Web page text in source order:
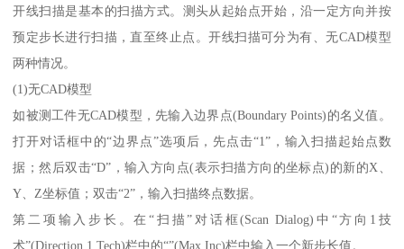
开线扫描是基本的扫描方式。测头从起始点开始，沿一定方向并按
预定步长进行扫描，直至终止点。开线扫描可分为有、无CAD模型
两种情况。
(1)无CAD模型
如被测工件无CAD模型，先输入边界点(Boundary Points)的名义值。
打开对话框中的“边界点”选项后，先点击“1”，输入扫描起始点数
据；然后双击“D”，输入方向点(表示扫描方向的坐标点)的新的X、
Y、Z坐标值；双击“2”，输入扫描终点数据。
第二项输入步长。在“扫描”对话框(Scan Dialog)中“方向1技
术”(Direction 1 Tech)栏中的“”(Max Inc)栏中输入一个新步长值。